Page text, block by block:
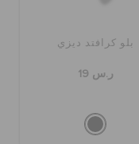
بلو كرافتد ديزي
ر.س 19